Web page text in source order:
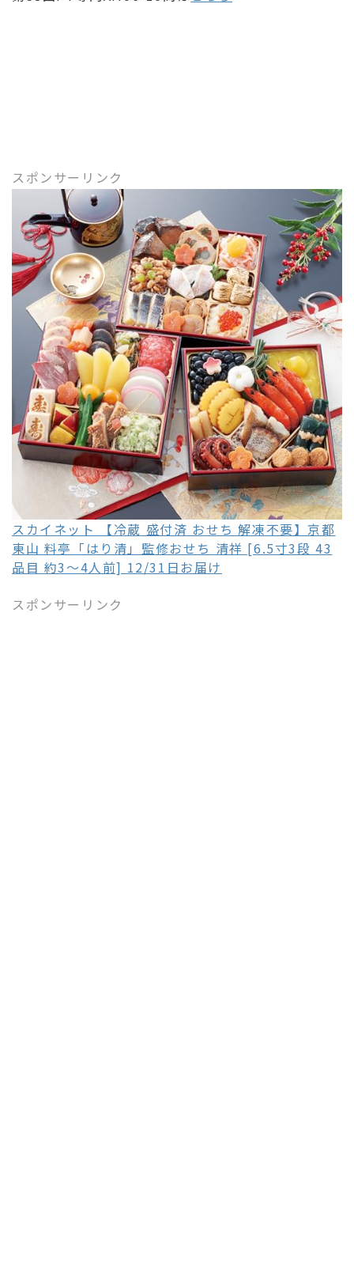
スポンサーリンク
スカイネット 【冷蔵 盛付済 おせち 解凍不要】京都
東山 料亭「はり清」監修おせち 清祥 [6.5寸3段 43
品目 約3～4人前] 12/31日お届け
スポンサーリンク